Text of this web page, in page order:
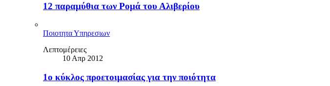
12 παραμύθια των Ρομά του Αλιβερίου
Ποιοτητα Υπηρεσιων
Λεπτομέρειες
10 Απρ 2012
1ο κύκλος προετοιμασίας για την ποιότητα